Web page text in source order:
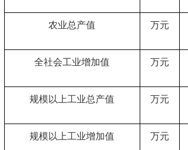
农业总产值 万元
全社会工业增加值 万元
规模以上工业总产值 万元
规模以上工业增加值 万元